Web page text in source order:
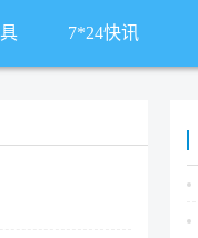
7*24快讯